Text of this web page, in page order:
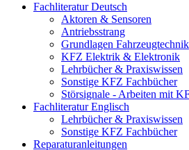
Fachliteratur Deutsch
Aktoren & Sensoren
Antriebsstrang
Grundlagen Fahrzeugtechnik
KFZ Elektrik & Elektronik
Lehrbücher & Praxiswissen
Sonstige KFZ Fachbücher
Störsignale - Arbeiten mit
Fachliteratur Englisch
Lehrbücher & Praxiswissen
Sonstige KFZ Fachbücher
Reparaturanleitungen